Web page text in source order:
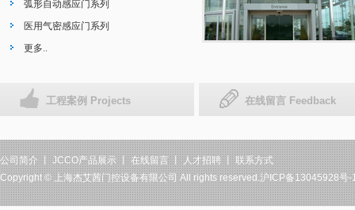
弧形自动感应门系列
医用气密感应门系列
更多..
工程案例 Projects 在线留言 Feedback
公司简介丨JCCO产品展示丨在线留言丨人才招聘丨联系方式
Copyright ©上海杰艾茜门控设备有限公司 All rights reserved.沪ICP备13045928号-